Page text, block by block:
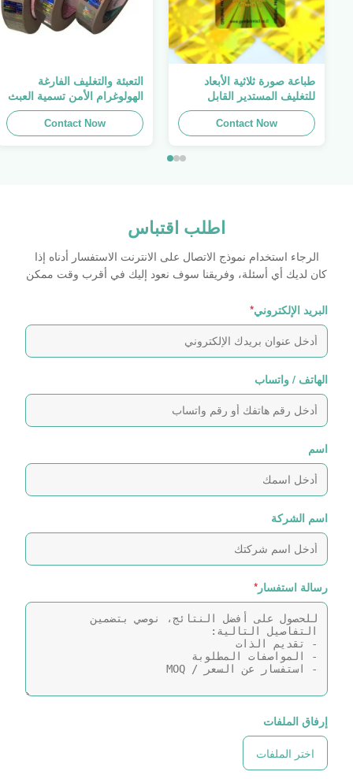
طباعة صورة ثلاثية الأبعاد
للتغليف المستدير القابل
للطباعة ، الملصق الأصلي ،
صفائح لاصقة ذاتية اللصق
Contact Now
التعبئة والتغليف الفارغة
الهولوغرام الأمن تسمية العبث
واضح ملصق الهولوغرام شعار
الليزر
Contact Now
اطلب اقتباس
الرجاء استخدام نموذج الاتصال على الانترنت الاستفسار أدناه إذا
كان لديك أي أسئلة، وفريقنا سوف نعود إليك في أقرب وقت ممكن
البريد الإلكتروني*
الهاتف / واتساب
اسم
اسم الشركة
رسالة استفسار *
إرفاق الملفات
اختر الملفات